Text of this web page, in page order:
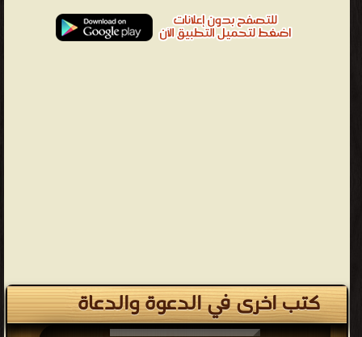
كتب اخرى في الدعوة والدعاة